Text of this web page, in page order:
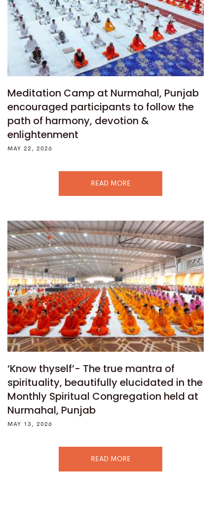
Meditation Camp at Nurmahal, Punjab
encouraged participants to follow the
path of harmony, devotion &
enlightenment
MAY 22, 2026
READ MORE
‘Know thyself’- The true mantra of
spirituality, beautifully elucidated in the
Monthly Spiritual Congregation held at
Nurmahal, Punjab
MAY 13, 2026
READ MORE